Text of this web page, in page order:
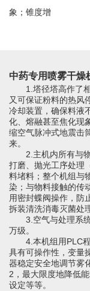
滚筒干燥系列
沸腾干燥系列
烘箱干燥系列
管束干燥系列
干燥配套装置
社会责任
象；锥度增
中药专用喷雾干燥
1.塔径塔高作了
又可保证粉料的热风
冷却装置，确保料液
化、熔融甚至焦化现
缩空气脉冲式地震击
来。
2.主机内所有与
打磨、抛光工序处理
料堵料；整个机组与
染；与物料接触的传
用密封蝶阀操作，防
拆装清洗消毒灭菌处
3.空气与处理系
万级。
4.本机组用PLC
具有可操作性，变量
器稳定安全地调节雾
2 ，最大限度地降低
设定等等。